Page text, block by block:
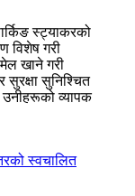
स्ट्याकरको
विशेष गरी
खाने गरी
सुरक्षा सुनिश्चित
उनीहरूको व्यापक